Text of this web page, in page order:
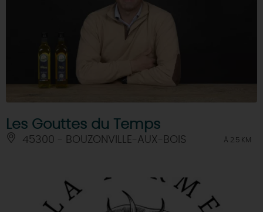
Les Gouttes du Temps
45300 - BOUZONVILLE-AUX-BOIS À 2.5 KM